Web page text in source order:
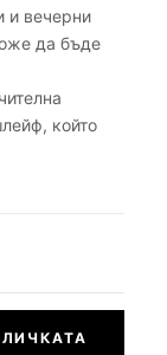
и вечерни
да бъде
който